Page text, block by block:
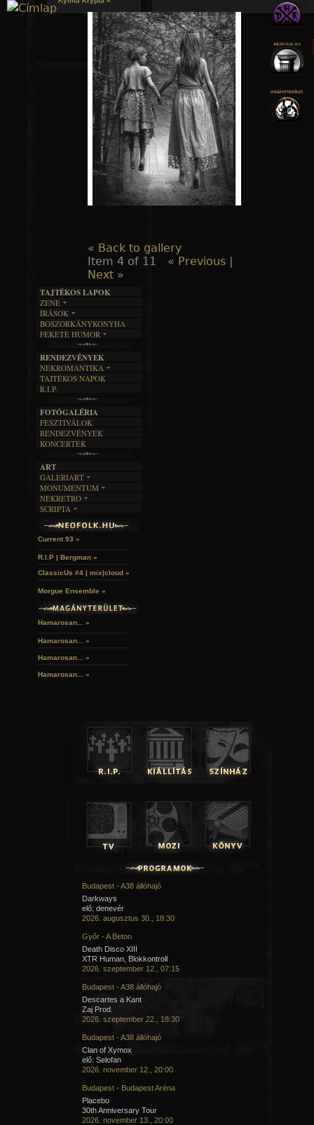
Jump to navigation
« Back to gallery
Item 4 of 11
« Previous |
Next »
TAJTÉKOS LAPOK
ZENE
EGYÜTTESEK
INTERJÚK
FORDÍTÁSOK
DALSZÖVEGEK
ÍRÁSOK
IRODALOM
FILM
ÍRÁSTÖRTÉNET
BOSZORKÁNYKONYHA
FEKETE HUMOR
SZÖVEGES
RENDEZVÉNYEK
NEKROMANTIKA
AKTUÁLIS
A MÚLT
TAJTÉKOS NAPOK
R.I.P.
FOTÓGALÉRIA
FESZTIVÁLOK
RENDEZVÉNYEK
KONCERTEK
ART
GALERIART
ARTGALERI
KÉPREGÉNYEK
LAKÁSKULTS
MONUMENTUM
TEMETŐK
TEMPLOMOK
VÁRAK
HELYEK
NEKRETRO
SZUBKULT
FEKETE LYUK
RELIKVIÁK
SCRIPTA
NOVELLÁK
VERSEK
Current 93 »
R.I.P | Bergman »
ClassicUs #4 | mix|cloud »
Morgue Ensemble »
Hamarosan... »
Hamarosan... »
Hamarosan... »
Hamarosan... »
Budapest - A38 állóhajó
Darkways
elő: denevér
2026. augusztus 30., 18:30
Győr - A Beton
Death Disco XIII
XTR Human, Blokkontroll
2026. szeptember 12., 07:15
Budapest - A38 állóhajó
Descartes a Kant
Zaj Prod.
2026. szeptember 22., 18:30
Budapest - A38 állóhajó
Clan of Xymox
elő: Selofan
2026. november 12., 20:00
Budapest - Budapest Aréna
Placebo
30th Anniversary Tour
2026. november 13., 20:00